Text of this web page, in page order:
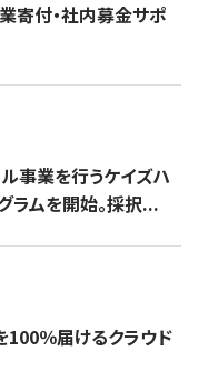
寄付・社内募金サポ
事業を行うケイズハ
ラムを開始。採択...
100％届けるクラウド